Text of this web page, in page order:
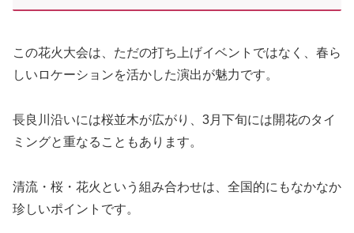
この花火大会は、ただの打ち上げイベントではなく、春ら
しいロケーションを活かした演出が魅力です。
長良川沿いには桜並木が広がり、3月下旬には開花のタイ
ミングと重なることもあります。
清流・桜・花火という組み合わせは、全国的にもなかなか
珍しいポイントです。